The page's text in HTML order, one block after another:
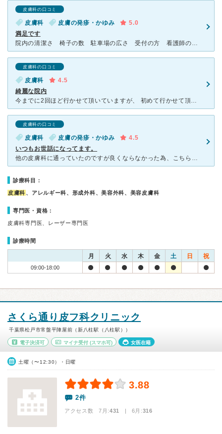
皮膚科の口コミ
皮膚科 皮膚の発疹・かゆみ
5.0
満足です
院内の清潔さ 椅子の数 駐車場の広さ 受付の方 看護師の方 そして先生の対応 全てにおいて満足です。 混んでいても そんなに待つことなく スムーズに診察して頂けます。 予約も出来るので ありがたい
皮膚科の口コミ
皮膚科
4.5
綺麗な院内
今までに2回ほど行かせて頂いていますが、 初めて行かせて頂いたときに 院内の綺麗さに驚きました。 また皮膚についても時間は短くても丁寧に診察してくれている印象でした。 待ち時間については予約の
皮膚科の口コミ
皮膚科 皮膚の発疹・かゆみ
4.5
いつもお世話になってます。
他の皮膚科に通っていたのですが良くならなかった為、こちらの皮膚科に変えました。 胸のあたりに湿疹があり、薬を処方してもらっています。 こちらの薬を塗るようになってから、ぶつぶつが少なくなりました。
診療科目：
皮膚科 、アレルギー科、形成外科、美容外科、美容皮膚科
専門医・資格：
皮膚科専門医、レーザー専門医
診療時間
月 火 水 木 金 土 日 祝
09:00-18:00
さくら通り皮フ科クリニック
千葉県松戸市常盤平陣屋前（新八柱駅（八柱駅））
電子決済可 マイナ受付(スマホ可) 女医在籍
土曜（〜12:30）・日曜
3.88
2件
アクセス数 7月:431 | 6月:316